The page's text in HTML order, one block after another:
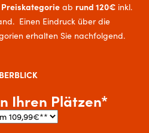
ab rund 120€inkl.
Einen Eindruck über die
erhalten Sie nachfolgend.
Ihren Plätzen*